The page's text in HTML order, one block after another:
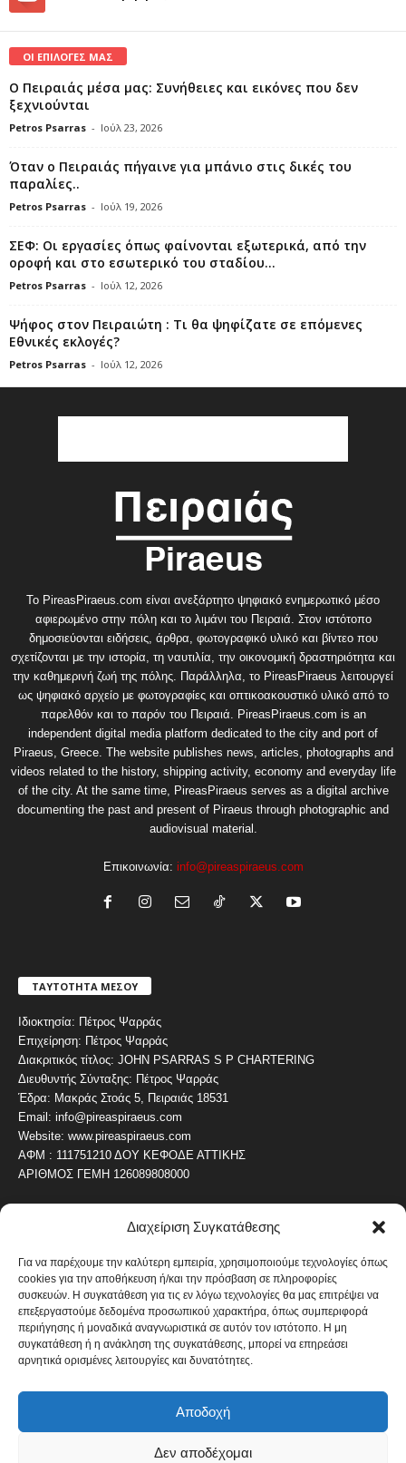
Διαχείριση Συγκατάθεσης
Για να παρέχουμε την καλύτερη εμπειρία, χρησιμοποιούμε τεχνολογίες όπως
cookies για την αποθήκευση ή/και την πρόσβαση σε πληροφορίες
συσκευών. Η συγκατάθεση για τις εν λόγω τεχνολογίες θα μας επιτρέψει να
επεξεργαστούμε δεδομένα προσωπικού χαρακτήρα, όπως συμπεριφορά
περιήγησης ή μοναδικά αναγνωριστικά σε αυτόν τον ιστότοπο. Η μη
συγκατάθεση ή η ανάκληση της συγκατάθεσης, μπορεί να επηρεάσει
αρνητικά ορισμένες λειτουργίες και δυνατότητες.
Αποδοχή
Δεν αποδέχομαι
ΟΙ ΕΠΙΛΟΓΕΣ ΜΑΣ
Ο Πειραιάς μέσα μας: Συνήθειες και εικόνες που δεν
ξεχνιούνται
Petros Psarras - Ιούλ 23, 2026
Όταν ο Πειραιάς πήγαινε για μπάνιο στις δικές του
παραλίες..
Petros Psarras - Ιούλ 19, 2026
ΣΕΦ: Οι εργασίες όπως φαίνονται εξωτερικά, από την
οροφή και στο εσωτερικό του σταδίου...
Petros Psarras - Ιούλ 12, 2026
Ψήφος στον Πειραιώτη : Τι θα ψηφίζατε σε επόμενες
Εθνικές εκλογές?
Petros Psarras - Ιούλ 12, 2026
Το PireasPiraeus.com είναι ανεξάρτητο ψηφιακό ενημερωτικό μέσο
αφιερωμένο στην πόλη και το λιμάνι του Πειραιά. Στον ιστότοπο
δημοσιεύονται ειδήσεις, άρθρα, φωτογραφικό υλικό και βίντεο που
σχετίζονται με την ιστορία, τη ναυτιλία, την οικονομική δραστηριότητα και
την καθημερινή ζωή της πόλης. Παράλληλα, το PireasPiraeus λειτουργεί
ως ψηφιακό αρχείο με φωτογραφίες και οπτικοακουστικό υλικό από το
παρελθόν και το παρόν του Πειραιά. PireasPiraeus.com is an
independent digital media platform dedicated to the city and port of
Piraeus, Greece. The website publishes news, articles, photographs and
videos related to the history, shipping activity, economy and everyday life
of the city. At the same time, PireasPiraeus serves as a digital archive
documenting the past and present of Piraeus through photographic and
audiovisual material.
Επικοινωνία: info@pireaspiraeus.com
ΤΑΥΤΟΤΗΤΑ ΜΕΣΟΥ
Ιδιοκτησία: Πέτρος Ψαρράς
Επιχείρηση: Πέτρος Ψαρράς
Διακριτικός τίτλος: JOHN PSARRAS S P CHARTERING
Διευθυντής Σύνταξης: Πέτρος Ψαρράς
Έδρα: Μακράς Στοάς 5, Πειραιάς 18531
Email: info@pireaspiraeus.com
Website: www.pireaspiraeus.com
ΑΦΜ : 111751210 ΔΟΥ ΚΕΦΟΔΕ ΑΤΤΙΚΗΣ
ΑΡΙΘΜΟΣ ΓΕΜΗ 126089808000
ΔΗΜΟΦΙΛΗ ΚΑΤΗΓΟΡΙΑ
ΝΕΑ ΤΟΥ ΠΕΙΡΑΙΑ 4486
ΟΛΥΜΠΙΑΚΟΣ
ΑΛΛΑ ΚΟΙΝΩΝΙΚΑ
ΕΙΔΗΣΕΙΣ ΝΑΥΤΙΛΙΑ
ΟΙΚΟΝΟΜΙΚΑ
ΚΑΛΛΙΤΕΧΝΙΚΑ 822